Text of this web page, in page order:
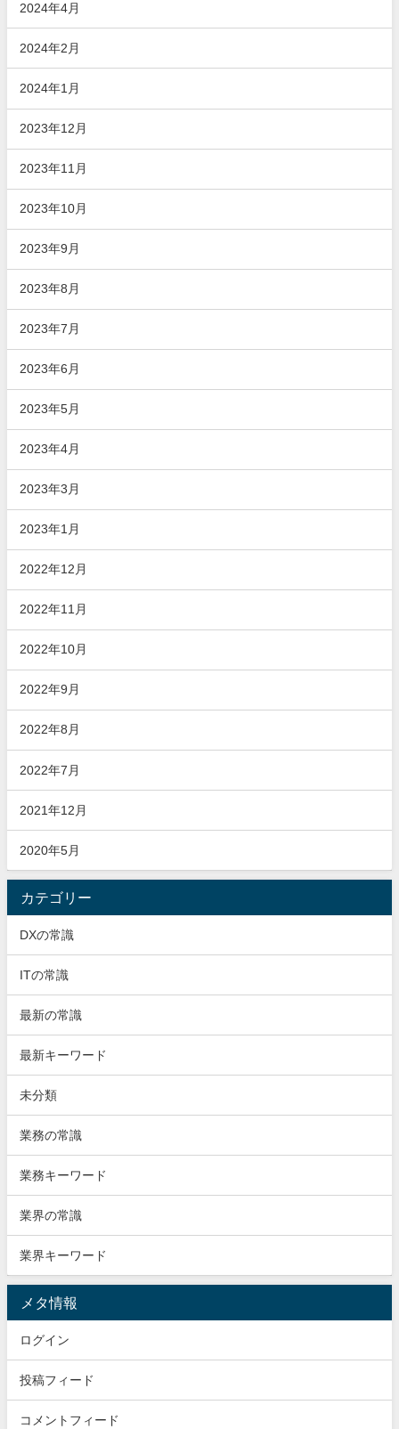
2024年4月
2024年2月
2024年1月
2023年12月
2023年11月
2023年10月
2023年9月
2023年8月
2023年7月
2023年6月
2023年5月
2023年4月
2023年3月
2023年1月
2022年12月
2022年11月
2022年10月
2022年9月
2022年8月
2022年7月
2021年12月
2020年5月
カテゴリー
DXの常識
ITの常識
最新の常識
最新キーワード
未分類
業務の常識
業務キーワード
業界の常識
業界キーワード
メタ情報
ログイン
投稿フィード
コメントフィード